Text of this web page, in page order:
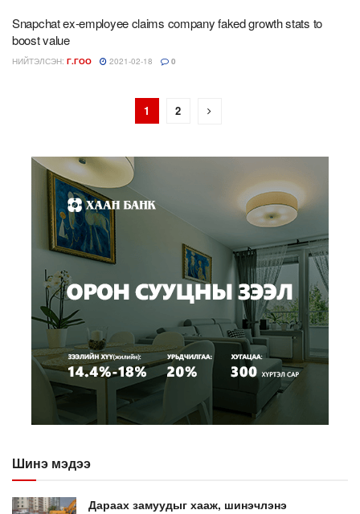
Snapchat ex-employee claims company faked growth stats to
boost value
НИЙТЭЛСЭН: Г.ГОО 2021-02-18 0
1 2
Шинэ мэдээ
Дараах замуудыг хааж, шинэчлэнэ